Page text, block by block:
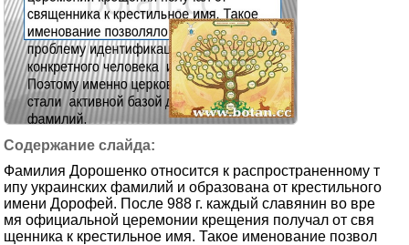
Фамилия Дорошенко относится к распространенному т
ипу украинских фамилий и образована от крестильного
имени Дорофей. После 988 г. каждый славянин во вре
мя официальной церемонии крещения получал от свя
щенника к крестильное имя. Такое именование позвол